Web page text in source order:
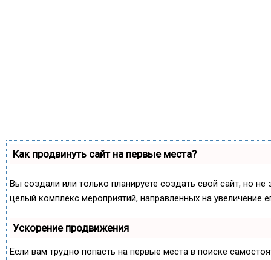
Как продвинуть сайт на первые места?
Вы создали или только планируете создать свой сайт, но
целый комплекс мероприятий, направленных на
Ускорение продвижения
Если вам трудно попасть на первые места в поиске